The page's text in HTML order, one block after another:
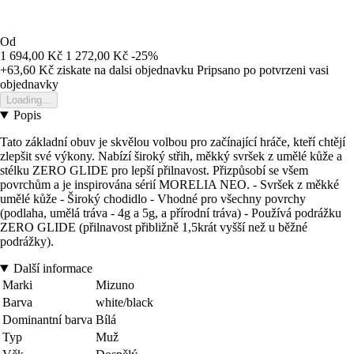
Od
1 694,00 Kč 1 272,00 Kč -25%
+63,60 Kč ziskate na dalsi objednavku Pripsano po potvrzeni vasi
objednavky
Loading...
Popis
Tato základní obuv je skvělou volbou pro začínající hráče, kteří chtějí
zlepšit své výkony. Nabízí široký střih, měkký svršek z umělé kůže a
stélku ZERO GLIDE pro lepší přilnavost. Přizpůsobí se všem
povrchům a je inspirována sérií MORELIA NEO. - Svršek z měkké
umělé kůže - Široký chodidlo - Vhodné pro všechny povrchy
(podlaha, umělá tráva - 4g a 5g, a přírodní tráva) - Používá podrážku
ZERO GLIDE (přilnavost přibližně 1,5krát vyšší než u běžné
podrážky).
Další informace
Marki
Mizuno
Barva
white/black
Dominantní barva Bílá
Typ
Muž